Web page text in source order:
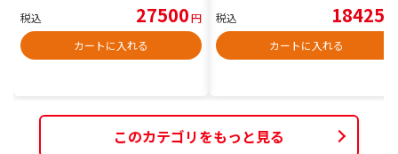
税込 27500円
カートに入れる
税込 18425
カートに入れる
このカテゴリをもっと見る